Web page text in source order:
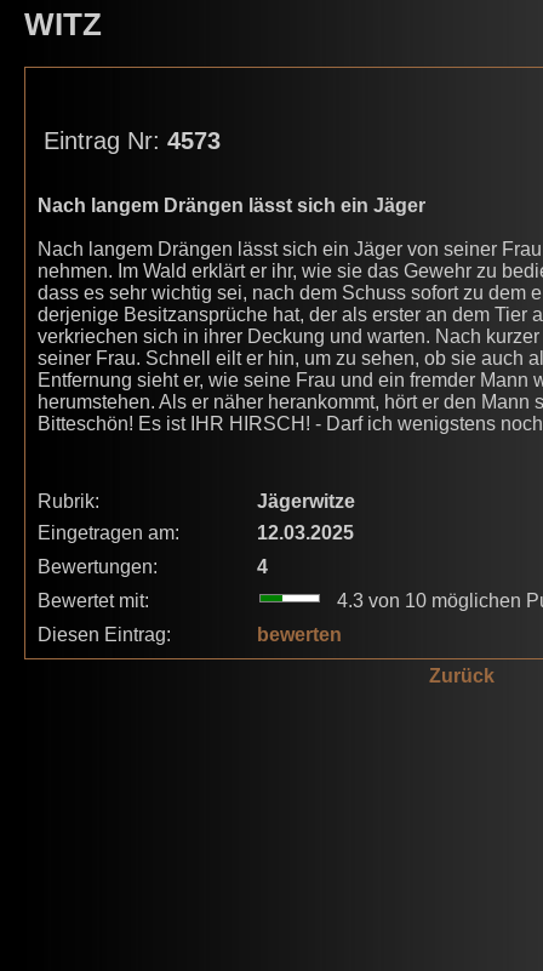
WITZ
Eintrag Nr: 4573
Nach langem Drängen lässt sich ein Jäger
Nach langem Drängen lässt sich ein Jäger von seiner
nehmen. Im Wald erklärt er ihr, wie sie das Gewehr zu
dass es sehr wichtig sei, nach dem Schuss sofort zu dem
derjenige Besitzansprüche hat, der als erster an dem Tier
verkriechen sich in ihrer Deckung und warten. Nach
seiner Frau. Schnell eilt er hin, um zu sehen, ob sie auch
Entfernung sieht er, wie seine Frau und ein fremder Mann
herumstehen. Als er näher herankommt, hört er den
Bitteschön! Es ist IHR HIRSCH! - Darf ich wenigstens
Rubrik:
Jägerwitze
Eingetragen am:
12.03.2025
Bewertungen:
4
Bewertet mit:
4.3 von 10 möglichen
Diesen Eintrag:
bewerten
Zurück